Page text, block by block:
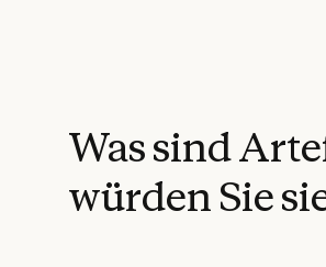
Was sind
würden Sie